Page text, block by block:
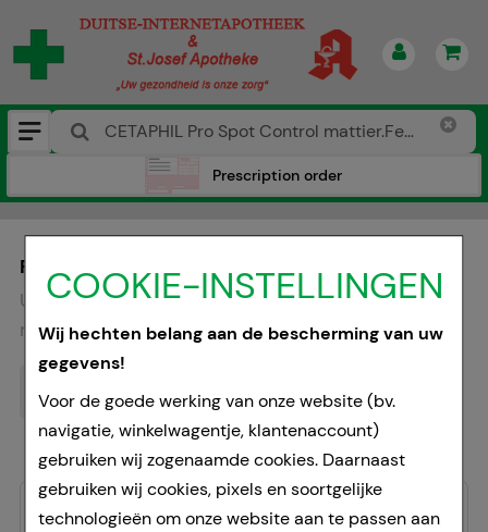
COOKIE-INSTELLINGEN
Wij hechten belang aan de bescherming van uw
gegevens!
Voor de goede werking van onze website (bv.
navigatie, winkelwagentje, klantenaccount)
gebruiken wij zogenaamde cookies. Daarnaast
gebruiken wij cookies, pixels en soortgelijke
technologieën om onze website aan te passen aan
Prescription order
PRODUCT ZOEKEN
U zoekt: „CETAPHIL Pro Spot Control
mattier.Feuchtigkeit Cr.“